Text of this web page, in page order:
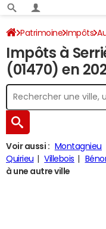
Patrimoine Impôts
Serrières-de-Briord
Impôts à
(01470) en
Voir aussi : Montagnieu
Quirieu
Villebois
à une autre ville